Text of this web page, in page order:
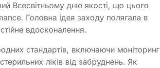
Всесвітньому дню якості, що цього
Головна ідея заходу полягала в
вдосконалення.
стандартів, включаючи моніторинг
ліків від забруднень. Як